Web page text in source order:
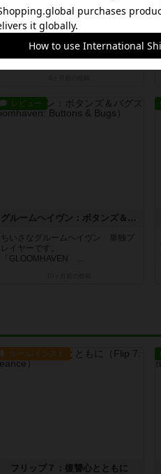
パンデミック：迫りくる危機
です。「PANDEMIC 迫りくる危
機...
レビュー
グルームヘイヴン：ボタンズ＆バグズ
ちいさなグルームヘイヴン 単独プ
レイヤーです。
「GLOOMHAVEN ...
ルール/インスト
フリップ７：復讐心とともに